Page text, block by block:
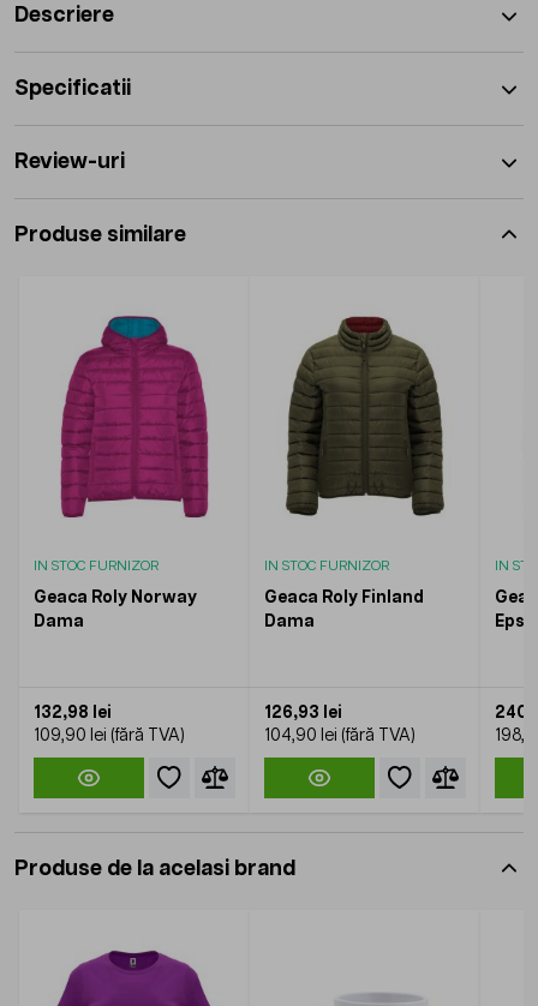
Descriere
Specificatii
Review-uri
Produse similare
IN STOC FURNIZOR
Geaca Roly Norway
Dama
132,98 lei
109,90 lei
IN STOC FURNIZOR
Geaca Roly Finland
Dama
126,93 lei
104,90 lei
IN
Produse de la acelasi brand